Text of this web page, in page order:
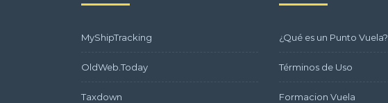
MyShipTracking
OldWeb.Today
Taxdown
¿Qué es un Punto Vuela?
Términos de Uso
Formacion Vuela